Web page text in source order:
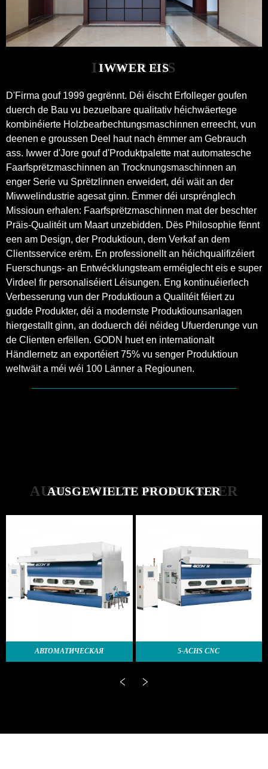
IWWER EIS
IWWER EIS
D'Firma gouf 1999 gegrënnt. Déi éischt Erfolleger goufen
duerch de Bau vu bezuelbare qualitativ héichwäertege
kombinéierte Holzbearbechtungsmaschinnen erreecht, vun
deenen e groussen Deel haut nach ëmmer am Gebrauch
ass. Iwwer d'Jore gouf d'Produktpalette mat automatesche
Faarfsprëtzmaschinnen an Trocknungsmaschinnen an
enger Serie vu Sprëtzlinnen erweidert, déi wäit an der
Miwwelindustrie agesat ginn. Ëmmer déi ursprénglech
Missioun erhalen: Faarfsprëtzmaschinnen mat der beschter
Präis-Qualitéit um Maart unzebidden. Dës Philosophie fënnt
een am Design, der Produktioun, dem Verkaf an dem
Clientsservice erëm. En professionellt an héichqualifizéiert
Fuerschungs- an Entwécklungsteam erméiglecht eis e super
Virdeel fir personaliséiert Léisungen. Eng kontinuéierlech
Verbesserung vun der Produktioun a Qualitéit féiert zu
gudde Produkter, déi a modernste Produktiounsanlagen
hiergestallt ginn, an doduerch déi néideg Ufuerderunge vun
de Clienten erfëllen. GODN huet en internationalt
Händlernetz an exportéiert 75% vu senger Produktioun
weltwäit a méi wéi 100 Länner a Regiounen.
AUSGEWIELTE PRODUKTER
AUSGEWIELTE PRODUKTER
АВТОМАТИЧЕСКАЯ 5-ACHS CNC